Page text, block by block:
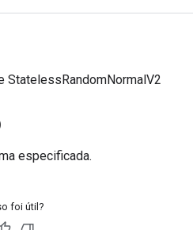
StatelessRandomNormalV2
especificada.
foi útil?